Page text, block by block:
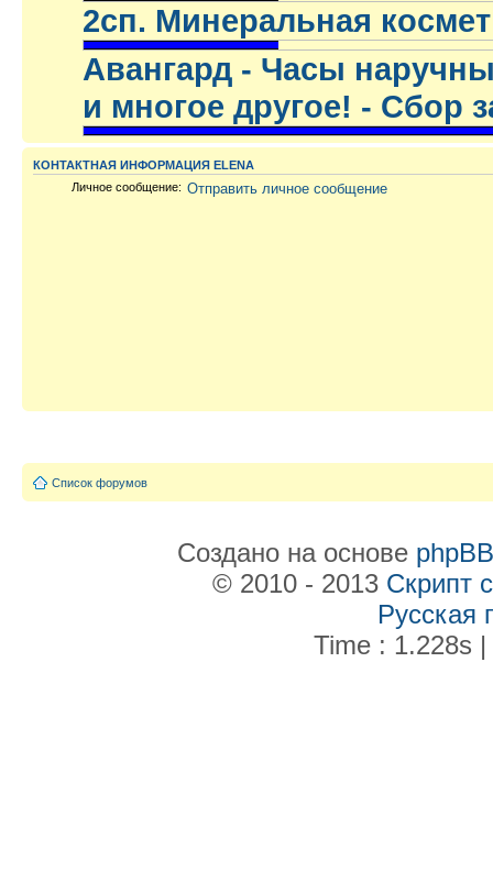
2сп. Минеральная
Авангард - Часы
и многое другое! - Сбор
КОНТАКТНАЯ ИНФОРМАЦИЯ ELENA
Личное сообщение: Отправить личное сообщение
Список форумов
Создано на основе phpBB
© 2010 - 2013 Скрипт
Русская
Time : 1.228s